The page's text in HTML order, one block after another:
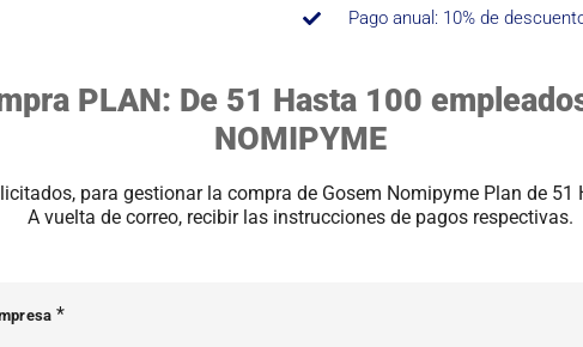
Pago anual: 10% de
PLAN: De 51 Hasta 100
NOMIPYME
para gestionar la compra de Gosem Nomipyme Plan de
A vuelta de correo, recibir las instrucciones de pagos respectivas.